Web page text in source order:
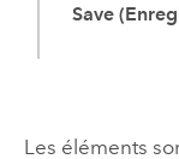
Save
Les éléments